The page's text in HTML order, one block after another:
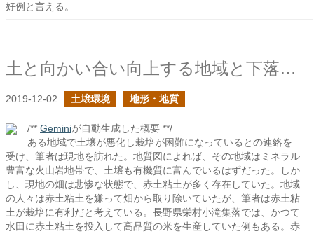
好例と言える。
土と向かい合い向上する地域と下落する地域
2019-12-02 土壌環境 地形・地質
/** Geminiが自動生成した概要 **/
ある地域で土壌が悪化し栽培が困難になっているとの連絡を
受け、筆者は現地を訪れた。地質図によれば、その地域はミネラル
豊富な火山岩地帯で、土壌も有機質に富んでいるはずだった。しか
し、現地の畑は悲惨な状態で、赤土粘土が多く存在していた。地域
の人々は赤土粘土を嫌って畑から取り除いていたが、筆者は赤土粘
土が栽培に有利だと考えている。長野県栄村小滝集落では、かつて
水田に赤土粘土を投入して高品質の米を生産していた例もある。赤